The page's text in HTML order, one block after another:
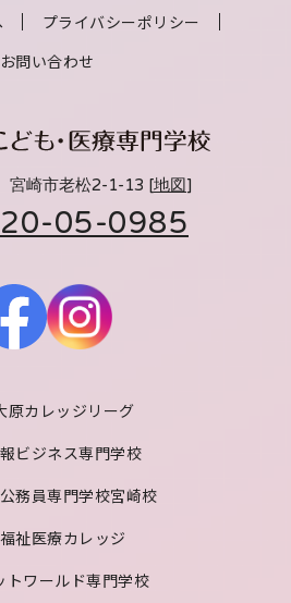
プライバシーポリシー
お問い合わせ
崎市老松2-1-13 [地図]
05-0985
原カレッジリーグ
ビジネス専門学校
務員専門学校宮崎校
祉医療カレッジ
トワールド専門学校